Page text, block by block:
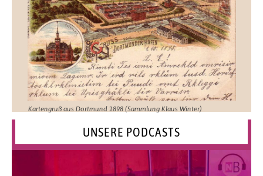
Kartengruß aus Dortmund 1898 (Sammlung Klaus Winter)
UNSERE PODCASTS